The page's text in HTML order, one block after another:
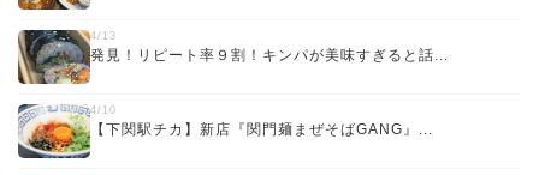
4/13
発見！リピート率９割！キンパが美味すぎると話...
4/10
【下関駅チカ】新店『関門麺まぜそばGANG』...